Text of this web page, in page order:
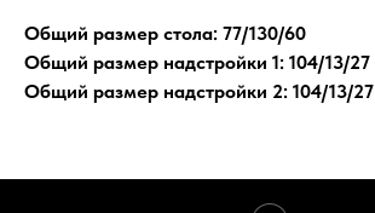
Общий размер стола: 77/130/60
Общий размер надстройки 1: 104/13/27
Общий размер надстройки 2: 104/13/27